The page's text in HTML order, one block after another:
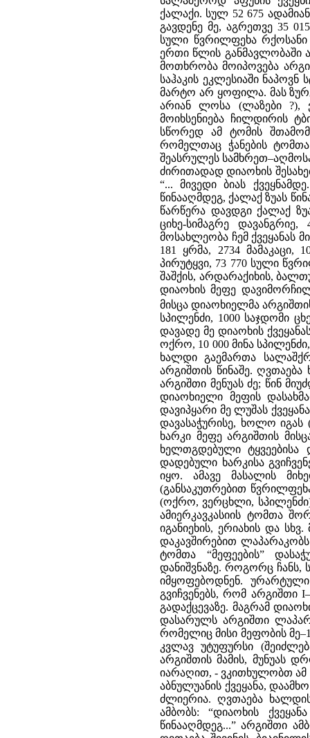
ქალაქი. სულ 52 675
გავდენე მე, აგრეთვე 35
სული წვრილფეხა რქოსანი
ერთი წლის განმავლობაში
მოთხრობა მოიპოვება
საჰაკის ეკლესიაში
მარტო არ ყოფილა. მას
არიან ლოსა (ლაზები ?),
მოიხსენიება ჩილდირის
სწორედ ამ ტომის
რომელთაც ჭანების
შეასრულეს
ძირითადად დიაოხის
“... მივედი ბიას
წინააღმდეგ, ქალაქ ზუას
წარწერა დავდგი ქალაქ
ციხე-სიმაგრე
მოსახლეობა ჩემ ქვეყანას
181 ყრმა, 2734 მამაკაცი,
პირუტყვი, 73 770 სული
შაშქის, არდარაქიხის,
დიაოხის მეფე
მისცა დიაოხიელმა
სპილენძი, 1000 საჯდომი
დავადე მე დიაოხის
ოქრო, 10 000 მინა
ხალდი გაემართა
არგიშთის წინაშე.
არგიშთი მენუას ძე; წინ
დიაოხიელი მეფის
დავიპყარი მე ლუშას
დავასაჭურისე, ხოლო იგას
ხარკი მეფე არგიშთის
ხელთგდებული ტყვეებისა
დადებული ხარკისა
იყო. ამავე მასალის
(განსაკუთრებით
(ოქრო, ვერცხლი,
ამიერკავკასიის ტომთა
იგანიეხის, ერიახის და
დაკავშირებით
ტომთა “მეფეების”
დანიშვნაზე. როგორც ჩანს,
იმყოფებოდნენ. ურარტული
გვიჩვენებს, რომ არგიშთი
გადაქცევაზე. მაგრამ
დასარულს არგიშთი
რომელიც მისი მეფობის
კვლავ უტუფურსი
არგიშთის მამის, მუნუას
იარაღით, - ვკითხულობთ ამ
აბნულუანის ქვეყანა,
ძლიერია. ღვთაება
ამბობს: “დიაოხის
წინააღმდეგ...” არგიშთი